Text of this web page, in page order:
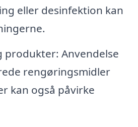
eller desinfektion kan
Anvendelse
rengøringsmidler
kan også påvirke